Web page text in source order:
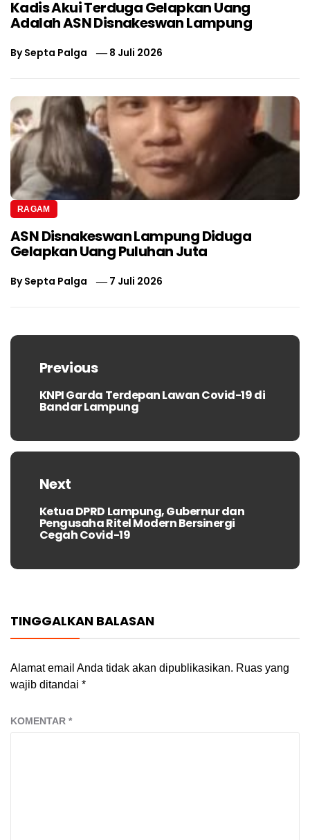
Kadis Akui Terduga Gelapkan Uang
Adalah ASN Disnakeswan Lampung
BySepta Palga 8 Juli 2026
RAGAM
ASN Disnakeswan Lampung Diduga
Gelapkan Uang Puluhan Juta
BySepta Palga 7 Juli 2026
Navigasi
posPrevious
Previous
post:
KNPI Garda Terdepan Lawan Covid-19 di
Bandar Lampung
Next
Next
post:
Ketua DPRD Lampung, Gubernur dan
Pengusaha Ritel Modern Bersinergi
Cegah Covid-19
TINGGALKAN BALASAN
Alamat email Anda tidak akan dipublikasikan. Ruas yang
wajib ditandai *
KOMENTAR *